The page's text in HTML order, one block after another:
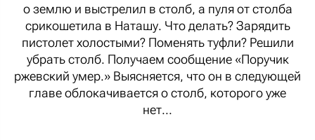
о землю и выстрелил в столб, а пуля от столба
срикошетила в Наташу. Что делать? Зарядить
пистолет холостыми? Поменять туфли? Решили
убрать столб. Получаем сообщение «Поручик
ржевский умер.» Выясняется, что он в следующей
главе облокачивается о столб, которого уже
нет...